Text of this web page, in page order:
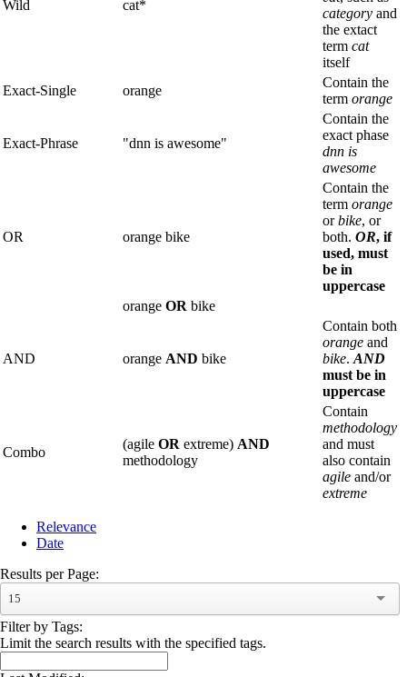
Wild cat*
category and
the extact
term cat
itself
Exact-Single
orange
Contain the
term orange
Exact-Phrase "dnn is awesome"
Contain the
exact phase
dnn is
awesome
OR orange bike
Contain the
term orange
orbike, or
both. OR, if
used, must
be in
uppercase
orange OR bike
AND orange AND bike
Contain both
orange and
bike. AND
must be in
uppercase
Combo
(agile OR extreme) AND
methodology
Contain
methodology
and must
also contain
agile and/or
extreme
Relevance
Date
Results per Page:
15
Filter by Tags:
Limit the search results with the specified tags.